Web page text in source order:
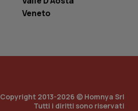
Veneto
Copyright 2013-2026 © Homnya Srl
Tutti i diritti sono riservati